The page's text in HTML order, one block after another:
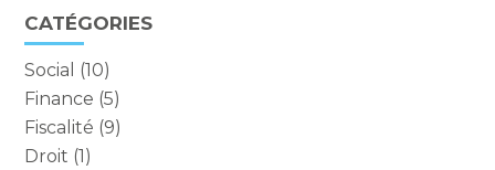
Vie
du
cabinet
sidebar
CATÉGORIES
Social (10)
Finance (5)
Fiscalité (9)
Droit (1)